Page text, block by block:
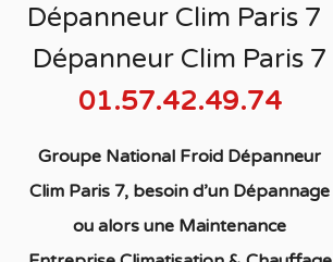
Dépanneur Clim Paris 7
Dépanneur Clim Paris 7
01.57.42.49.74
Groupe National Froid Dépanneur
Clim Paris 7, besoin d’un Dépannage
ou alors une Maintenance